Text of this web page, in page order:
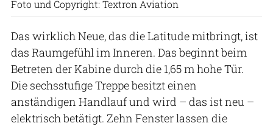
Foto und Copyright: Textron Aviation
Das wirklich Neue, das die Latitude mitbringt, ist
das Raumgefühl im Inneren. Das beginnt beim
Betreten der Kabine durch die 1,65 m hohe Tür.
Die sechsstufige Treppe besitzt einen
anständigen Handlauf und wird – das ist neu –
elektrisch betätigt. Zehn Fenster lassen die